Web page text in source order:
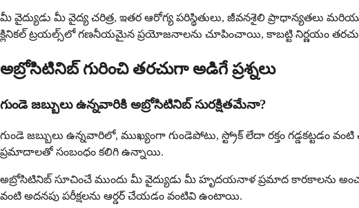
మీ వైద్యుడు మీ వైద్య చరిత్ర, ఇతర ఆరోగ్య పరిస్థితులు, జీవనశైలి ప్రాధాన్యతలు
క్లినికల్ ట్రయల్స్‌లో గణనీయమైన ప్రయోజనాలను చూపించాయి, కాబట్టి నిర్ణయం
అబ్రోసిటినిబ్ గురించి తరచుగా అడిగే ప్రశ్నలు
గుండె జబ్బులు ఉన్నవారికి అబ్రోసిటినిబ్ సురక్షితమేనా?
గుండె జబ్బులు ఉన్నవారిలో, ముఖ్యంగా గుండెపోటు, స్ట్రోక్ లేదా రక్తం
ప్రమాదాలతో సంబంధం కలిగి ఉన్నాయి.
అబ్రోసిటినిబ్ సూచించే ముందు మీ వైద్యుడు మీ హృదయనాళ ప్రమాద కారకాలను
వంటి అదనపు పరీక్షలను ఆర్డర్ చేయడం వంటివి ఉంటాయి.